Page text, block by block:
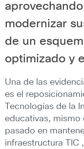
modernizar
de un
optimizado y
Una de las
es el
Tecnologías de la
educativas, mismo
pasado en
infraestructura TIC